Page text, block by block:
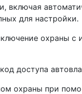
включая
для настройки.
охраны с
доступа
охраны при